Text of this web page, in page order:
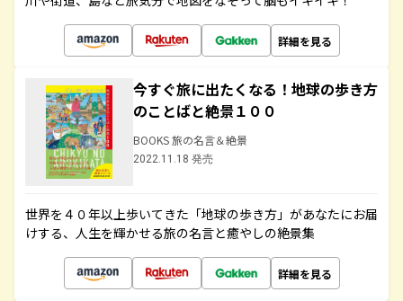
詳細を見る
今すぐ旅に出たくなる！地球の歩き方
のことばと絶景１００
BOOKS 旅の名言＆絶景
2022.11.18 発売
世界を４０年以上歩いてきた「地球の歩き方」があなたにお届
けする、人生を輝かせる旅の名言と癒やしの絶景集
詳細を見る